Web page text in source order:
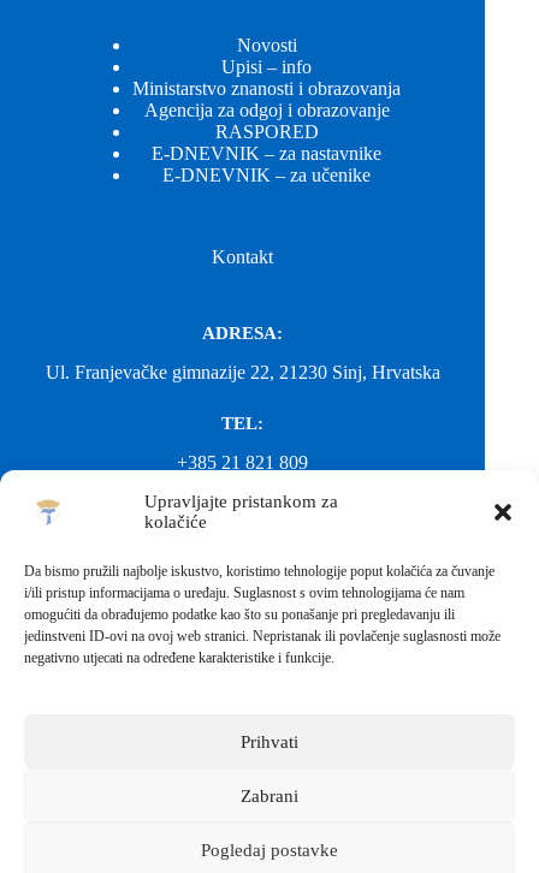
Upravljajte pristankom za
kolačiće
Da bismo pružili najbolje iskustvo, koristimo tehnologije poput kolačića za čuvanje
i/ili pristup informacijama o uređaju. Suglasnost s ovim tehnologijama će nam
omogućiti da obrađujemo podatke kao što su ponašanje pri pregledavanju ili
jedinstveni ID-ovi na ovoj web stranici. Nepristanak ili povlačenje suglasnosti može
negativno utjecati na određene karakteristike i funkcije.
Prihvati
Zabrani
Pogledaj postavke
Novosti
Upisi – info
Ministarstvo znanosti i obrazovanja
Agencija za odgoj i obrazovanje
RASPORED
E-DNEVNIK – za nastavnike
E-DNEVNIK – za učenike
Kontakt
ADRESA:
Ul. Franjevačke gimnazije 22, 21230 Sinj, Hrvatska
TEL:
+385 21 821 809
EMAIL:
EMAIL:
fkgsinj@gmail.com
Svako neovlašteno preuzimanje fotografija i sadržaja s ove web
Sva prava pridržana © 2026 - FRANJEVAČKA KLASIČNA
PRAVOM JAVNOSTI